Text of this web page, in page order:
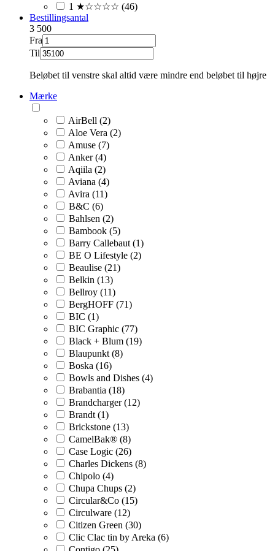
1 ★☆☆☆☆ (46)
Bestillingsantal
3 500
Fra
Til
Beløbet til venstre skal altid være mindre end beløbet til højre
Mærke
AirBell (2)
Aloe Vera (2)
Amuse (7)
Anker (4)
Aqiila (2)
Aviana (4)
Avira (11)
B&C (6)
Bahlsen (2)
Bambook (5)
Barry Callebaut (1)
BE O Lifestyle (2)
Beaulise (21)
Belkin (13)
Bellroy (11)
BergHOFF (71)
BIC (1)
BIC Graphic (77)
Black + Blum (19)
Blaupunkt (8)
Boska (16)
Bowls and Dishes (4)
Brabantia (18)
Brandcharger (12)
Brandt (1)
Brickstone (13)
CamelBak® (8)
Case Logic (26)
Charles Dickens (8)
Chipolo (4)
Chupa Chups (2)
Circular&Co (15)
Circulware (12)
Citizen Green (30)
Clic Clac tin by Areka (6)